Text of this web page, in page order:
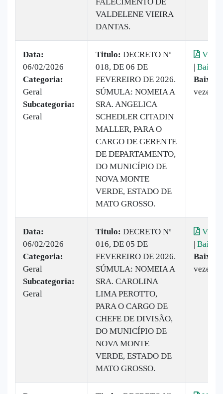
VALDELENE VIEIRA
DANTAS.
Data:
06/02/2026
Categoria:
Geral
Subcategoria:
Geral
Titulo: DECRETO Nº
018, DE 06 DE
FEVEREIRO DE 2026.
SÚMULA: NOMEIA A
SRA. ANGELICA
SCHEDLER CITADIN
MALLER, PARA O
CARGO DE GERENTE
DE DEPARTAMENTO,
DO MUNICÍPIO DE
NOVA MONTE
VERDE, ESTADO DE
MATO GROSSO.
| Baixar
vezes
Data:
06/02/2026
Categoria:
Geral
Subcategoria:
Geral
Titulo: DECRETO Nº
016, DE 05 DE
FEVEREIRO DE 2026.
SÚMULA: NOMEIA A
SRA. CAROLINA
LIMA PEROTTO,
PARA O CARGO DE
CHEFE DE DIVISÃO,
DO MUNICÍPIO DE
NOVA MONTE
VERDE, ESTADO DE
MATO GROSSO.
| Baixar
vezes